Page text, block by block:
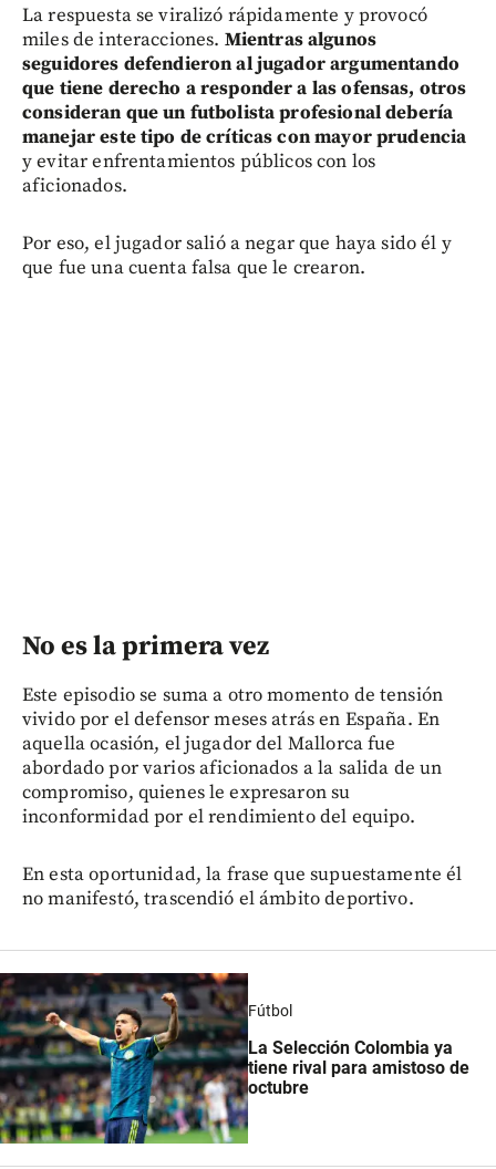
La respuesta se viralizó rápidamente y provocó
miles de interacciones. Mientras algunos
seguidores defendieron al jugador argumentando
que tiene derecho a responder a las ofensas, otros
consideran que un futbolista profesional debería
manejar este tipo de críticas con mayor prudencia
y evitar enfrentamientos públicos con los
aficionados.
Por eso, el jugador salió a negar que haya sido él y
que fue una cuenta falsa que le crearon.
No es la primera vez
Este episodio se suma a otro momento de tensión
vivido por el defensor meses atrás en España. En
aquella ocasión, el jugador del Mallorca fue
abordado por varios aficionados a la salida de un
compromiso, quienes le expresaron su
inconformidad por el rendimiento del equipo.
En esta oportunidad, la frase que supuestamente él
no manifestó, trascendió el ámbito deportivo.
Fútbol
La Selección Colombia ya
tiene rival para amistoso de
octubre